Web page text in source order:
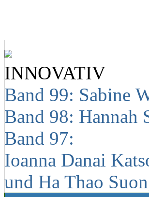
INNOVATIV
Band 99: Sabine
Band 98: Hannah
Band 97:
Ioanna Danai
und Ha Thao